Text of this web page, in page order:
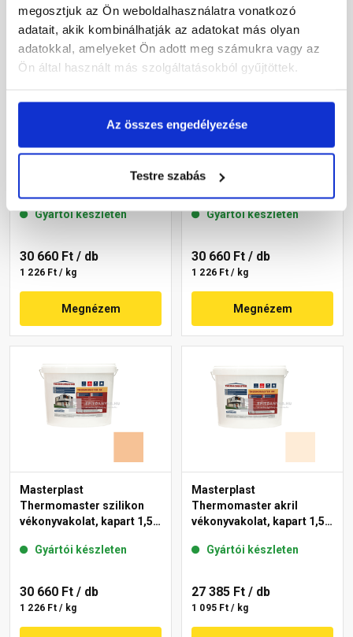
megosztjuk az Ön weboldalhasználatra vonatkozó
adatait, akik kombinálhatják az adatokat más olyan
adatokkal, amelyeket Ön adott meg számukra vagy az
Ön által használt más szolgáltatásokból gyűjtöttek.
Az összes engedélyezése
Testre szabás
Masterplast
Thermomaster szilikon
mm 64-C 25 kg
Gyártói készleten
30 660 Ft / db
1 226 Ft / kg
Megnézem
Masterplast
Thermomaster szilikon
vékonyvakolat, kapart 1,5
mm 19-F 25 kg
Gyártói készleten
30 660 Ft / db
1 226 Ft / kg
Megnézem
Masterplast
Thermomaster szilikon
vékonyvakolat, kapart 1,5
Gyártói készleten
30 660 Ft / db
1 226 Ft / kg
Masterplast
Thermomaster akril
vékonyvakolat, kapart 1,5
Gyártói készleten
27 385 Ft / db
1 095 Ft / kg